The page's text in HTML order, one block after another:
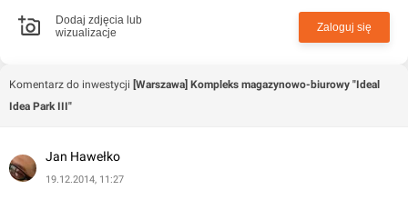
Dodaj zdjęcia lub
wizualizacje
Zaloguj się
Komentarz do inwestycji [Warszawa] Kompleks magazynowo-biurowy "Ideal
Idea Park III"
Jan Hawełko
19.12.2014, 11:27